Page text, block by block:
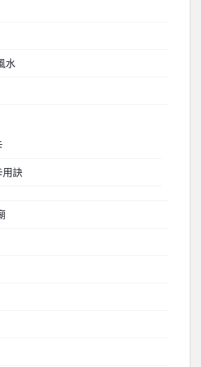
水
用訣